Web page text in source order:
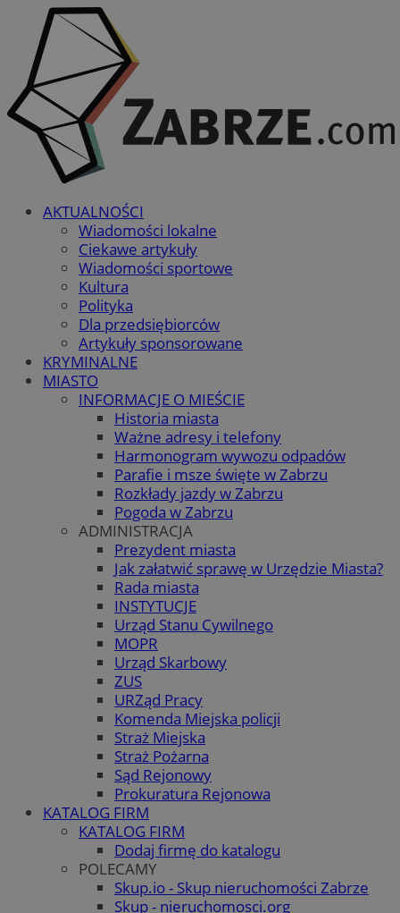
AKTUALNOŚCI
Wiadomości lokalne
Ciekawe artykuły
Wiadomości sportowe
Kultura
Polityka
Dla przedsiębiorców
Artykuły sponsorowane
KRYMINALNE
MIASTO
INFORMACJE O MIEŚCIE
Historia miasta
Ważne adresy i telefony
Harmonogram wywozu odpadów
Parafie i msze święte w Zabrzu
Rozkłady jazdy w Zabrzu
Pogoda w Zabrzu
ADMINISTRACJA
Prezydent miasta
Jak załatwić sprawę w Urzędzie Miasta?
Rada miasta
INSTYTUCJE
Urząd Stanu Cywilnego
MOPR
Urząd Skarbowy
ZUS
URZąd Pracy
Komenda Miejska policji
Straż Miejska
Straż Pożarna
Sąd Rejonowy
Prokuratura Rejonowa
KATALOG FIRM
KATALOG FIRM
Dodaj firmę do katalogu
POLECAMY
Skup.io - Skup nieruchomości Zabrze
Skup - nieruchomosci.org